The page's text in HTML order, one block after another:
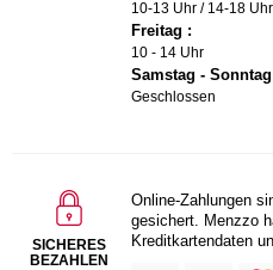
10-13 Uhr / 14-18 Uhr
Freitag :
10 - 14 Uhr
Samstag -
Geschlossen
SICHERES
BEZAHLEN
Online-Zahlungen
gesichert. Menzzo
Kreditkartendaten